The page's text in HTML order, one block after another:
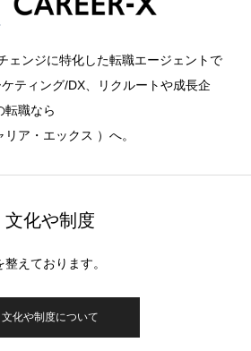
ェンジに特化した転職エージェントで
ティング/DX、リクルートや成長企
転職なら
ア・エックス ）へ。
文化や制度
えております。
文化や制度について